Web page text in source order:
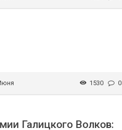
1530 0
Галицкого Волков: